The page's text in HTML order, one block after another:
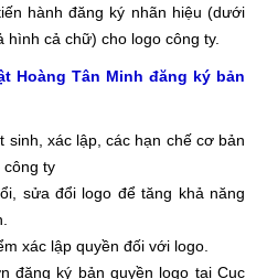
hành đăng ký nhãn hiệu (dưới
cả chữ) cho logo công ty.
Hoàng Tân Minh đăng ký bản
sinh, xác lập, các hạn chế cơ bản
công ty
sửa đổi logo để tăng khả năng
xác lập quyền đối với logo.
đăng ký bản quyền logo tại Cục